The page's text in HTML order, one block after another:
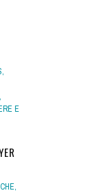
,
,
E
,